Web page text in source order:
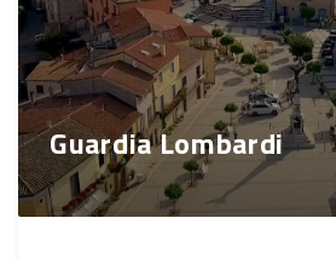
Guardia Lombardi